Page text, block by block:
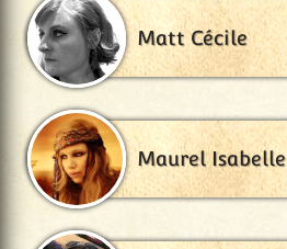
Matt Cécile
Maurel Isabelle